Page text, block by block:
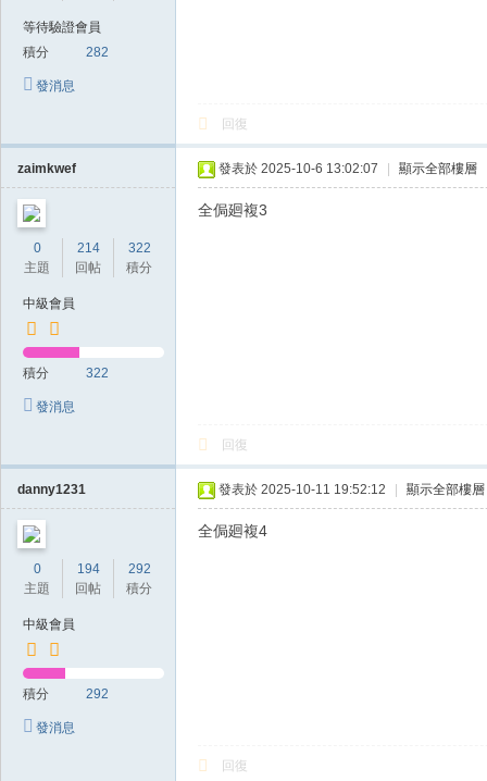
等待驗證會員
積分
282
發消息
回復
zaimkwef
0
主題
214
回帖
322
積分
中級會員
積分 322
發消息
發表於 2025-10-6 13:02:07 顯示全部樓層
全侷廻複3
回復
danny1231
0
主題
194
回帖
292
積分
中級會員
積分 292
發消息
發表於 2025-10-11 19:52:12 顯示全部樓層
全侷廻複4
回復